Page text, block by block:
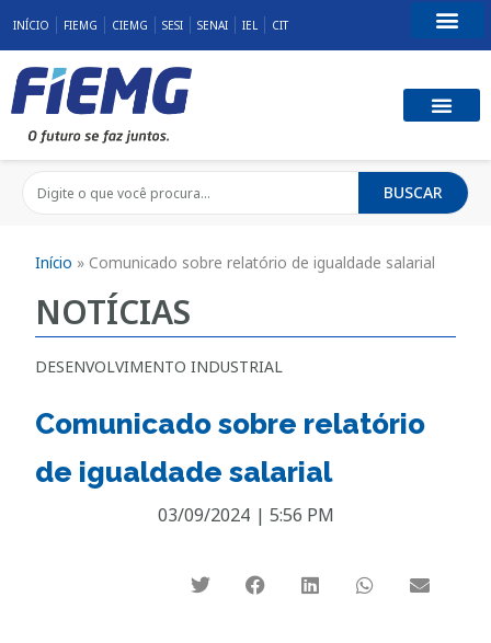
INÍCIO FIEMG CIEMG SESI SENAI IEL CIT
BUSCAR
Início » Comunicado sobre relatório de igualdade salarial
NOTÍCIAS
DESENVOLVIMENTO INDUSTRIAL
Comunicado sobre relatório
de igualdade salarial
03/09/2024 | 5:56 PM